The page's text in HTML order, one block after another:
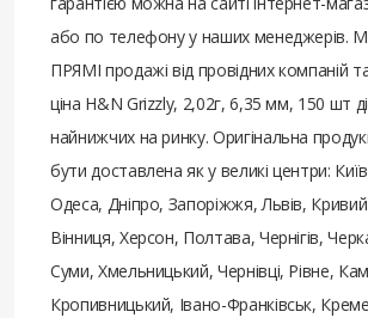
або по телефону у наших менеджерів.
ПРЯМІ продажі від провідних компаній
ціна H&N Grizzly, 2,02г, 6,35 мм, 150 шт
найнижчих на ринку. Оригінальна
бути доставлена ​​як у великі центри:
Одеса, Дніпро, Запоріжжя, Львів,
Вінниця, Херсон, Полтава, Чернігів,
Суми, Хмельницький, Чернівці, Рівне,
Кропивницький, Івано-Франківськ,